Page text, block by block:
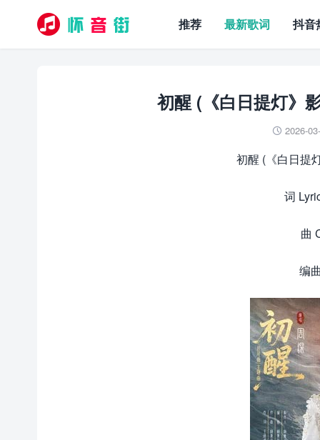
推荐 最新歌词 抖音
初醒 (《白日提灯》
 2026-
初醒 (《白日提
词
曲
编